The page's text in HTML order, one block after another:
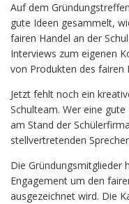
Auf dem
gute Ideen gesammelt,
fairen Handel an der
Interviews zum eigenen
von Produkten des fairen
Jetzt fehlt noch ein
Schulteam. Wer eine
am Stand der
stellvertretenden
Die Gründungsmitglieder
Engagement um den
ausgezeichnet wird. Die